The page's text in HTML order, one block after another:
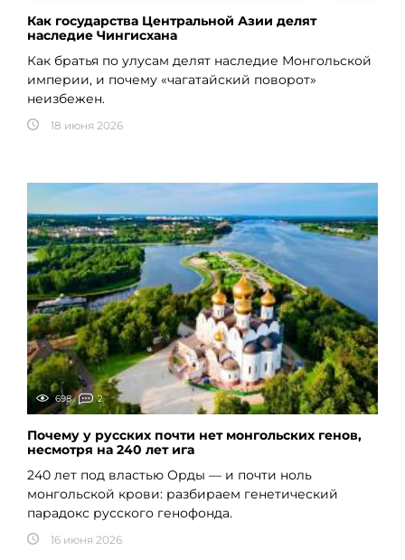
Как государства Центральной Азии делят
наследие Чингисхана
Как братья по улусам делят наследие Монгольской
империи, и почему «чагатайский поворот»
неизбежен.
18 июня 2026
698 2
Почему у русских почти нет монгольских генов,
несмотря на 240 лет ига
240 лет под властью Орды — и почти ноль
монгольской крови: разбираем генетический
парадокс русского генофонда.
16 июня 2026